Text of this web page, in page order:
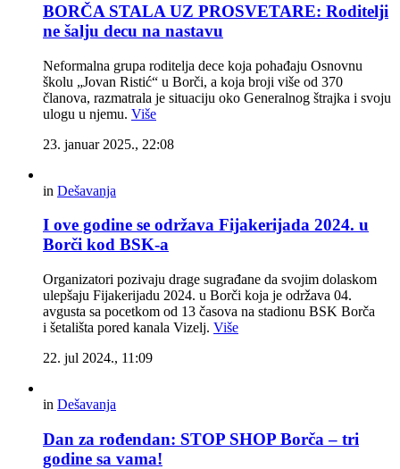
BORČA STALA UZ PROSVETARE: Roditelji
ne šalju decu na nastavu
Neformalna grupa roditelja dece koja pohađaju Osnovnu
školu „Jovan Ristić“ u Borči, a koja broji više od 370
članova, razmatrala je situaciju oko Generalnog štrajka i svoju
ulogu u njemu. Više
23. januar 2025., 22:08
in Dešavanja
I ove godine se održava Fijakerijada 2024. u
Borči kod BSK-a
Organizatori pozivaju drage sugrađane da svojim dolaskom
ulepšaju Fijakerijadu 2024. u Borči koja je održava 04.
avgusta sa pocetkom od 13 časova na stadionu BSK Borča
i šetališta pored kanala Vizelj. Više
22. jul 2024., 11:09
in Dešavanja
Dan za rođendan: STOP SHOP Borča – tri
godine sa vama!